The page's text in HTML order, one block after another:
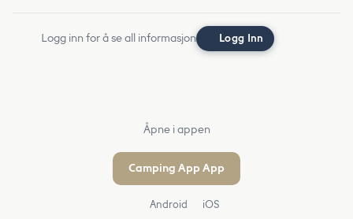
Logg inn for å se all informasjon Logg Inn
Åpne i appen
Camping App App
Android iOS